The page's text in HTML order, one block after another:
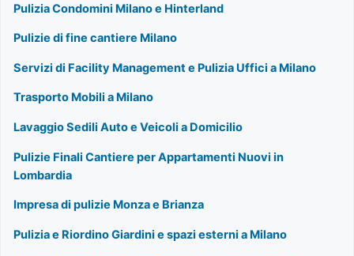
Pulizia Condomini Milano e Hinterland
Pulizie di fine cantiere Milano
Servizi di Facility Management e Pulizia Uffici a Milano
Trasporto Mobili a Milano
Lavaggio Sedili Auto e Veicoli a Domicilio
Pulizie Finali Cantiere per Appartamenti Nuovi in
Lombardia
Impresa di pulizie Monza e Brianza
Pulizia e Riordino Giardini e spazi esterni a Milano